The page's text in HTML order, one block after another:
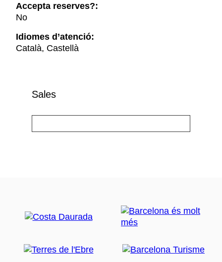
Accepta reserves?:
No
Idiomes d’atenció:
Català, Castellà
Sales